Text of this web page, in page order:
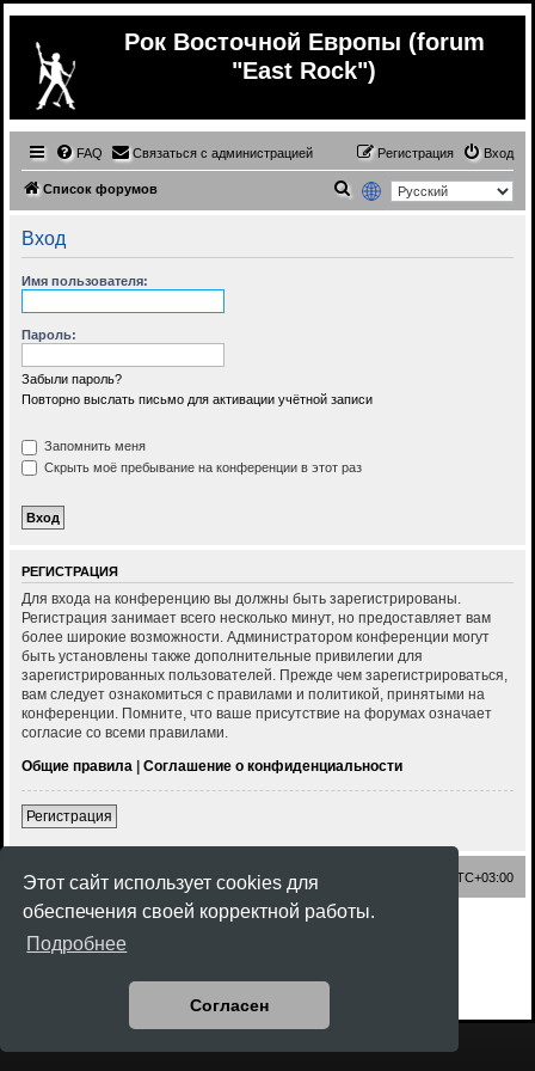
Этот сайт использует cookies для
обеспечения своей корректной работы.
Подробнее
Согласен
Рок Восточной Европы (forum
"East Rock")
FAQ Связаться с администрацией Вход
Регистрация
Список форумов
Вход
Имя пользователя:
Пароль:
Забыли пароль?
Повторно выслать письмо для активации учётной записи
Запомнить меня
Скрыть моё пребывание на конференции в этот раз
РЕГИСТРАЦИЯ
Для входа на конференцию вы должны быть зарегистрированы.
Регистрация занимает всего несколько минут, но предоставляет вам
более широкие возможности. Администратором конференции могут
быть установлены также дополнительные привилегии для
зарегистрированных пользователей. Прежде чем зарегистрироваться,
вам следует ознакомиться с правилами и политикой, принятыми на
конференции. Помните, что ваше присутствие на форумах означает
согласие со всеми правилами.
Общие правила | Соглашение о конфиденциальности
Регистрация
Список форумов UTC+03:00
Создано на основеphpBB® Forum Software © phpBB Limited
Конфиденциальность|Правила